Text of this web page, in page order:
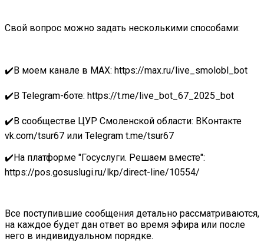
Свой вопрос можно задать несколькими способами:
✔️В моем канале в MAX: https://max.ru/live_smolobl_bot
✔️В Telegram-боте: https://t.me/live_bot_67_2025_bot
✔️В сообществе ЦУР Смоленской области: ВКонтакте
vk.com/tsur67 или Telegram t.me/tsur67
✔️На платформе "Госуслуги. Решаем вместе":
https://pos.gosuslugi.ru/lkp/direct-line/10554/
Все поступившие сообщения детально рассматриваются,
на каждое будет дан ответ во время эфира или после
него в индивидуальном порядке.